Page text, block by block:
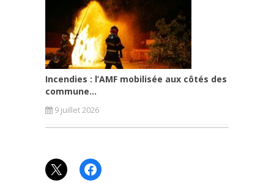
Incendies : l’AMF mobilisée aux côtés des
commune...
9 juillet 2026
X Facebook